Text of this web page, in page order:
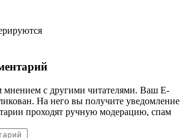
мнением с другими читателями. Ваш E-
На него вы получите уведомление
проходят ручную модерацию, спам